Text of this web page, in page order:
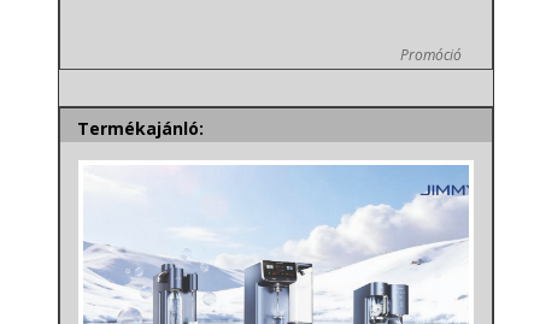
Promóció
Termékajánló: